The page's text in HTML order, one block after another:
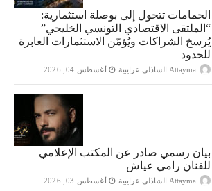
الحمامات تتحول إلى بوصلة استثمارية:
“الملتقى الاقتصادي التونسي الخليجي”
يُرسخ الشراكات ويُؤمّن الاستثمارات العابرة
للحدود
Attayma الشاذلي عرايبية أغسطس 04, 2026
بيان رسمي صادر عن المكتب الإعلامي
للفنان رامي عياش
Attayma الشاذلي عرايبية أغسطس 03, 2026